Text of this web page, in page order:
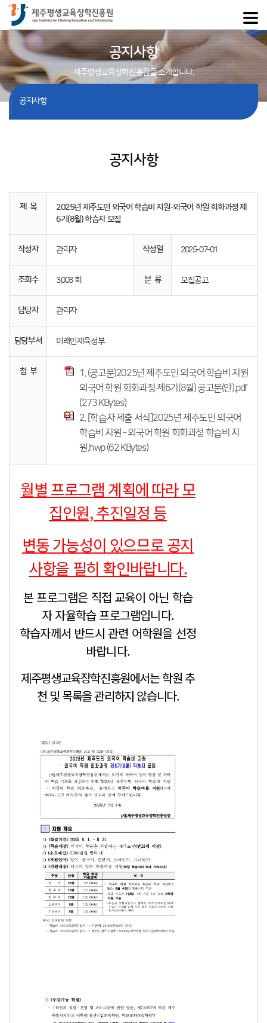
공지사항
제주평생교육장학진흥원을 소개합니다.
공지사항
공지사항
제 목
2025년 제주도민 외국어 학습비 지원-외국어 학원 회화과정 제
6기(8월) 학습자 모집
작성자 관리자 작성일 2025-07-01
조회수 3,003 회 분 류 모집공고
담당자 관리자
담당부서 미래인재육성부
첨 부
1. (공고문)2025년 제주도민 외국어 학습비 지원
외국어 학원 회화과정 제6기(8월) 공고문(안).pdf
(273 KBytes)
2. [학습자 제출 서식]2025년 제주도민 외국어
학습비 지원 – 외국어 학원 회화과정 학습비 지
원.hwp (62 KBytes)
월별 프로그램 계획에 따라 모
집인원, 추진일정 등
변동 가능성이 있으므로 공지
사항을 필히 확인바랍니다.
본 프로그램은 직접 교육이 아닌 학습
자 자율학습 프로그램입니다.
학습자께서 반드시 관련 어학원을 선정
바랍니다.
제주평생교육장학진흥원에서는 학원 추
천 및 목록을 관리하지 않습니다.